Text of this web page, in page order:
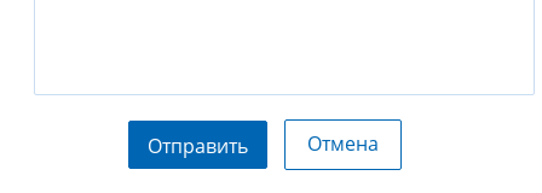
Отправить Отмена